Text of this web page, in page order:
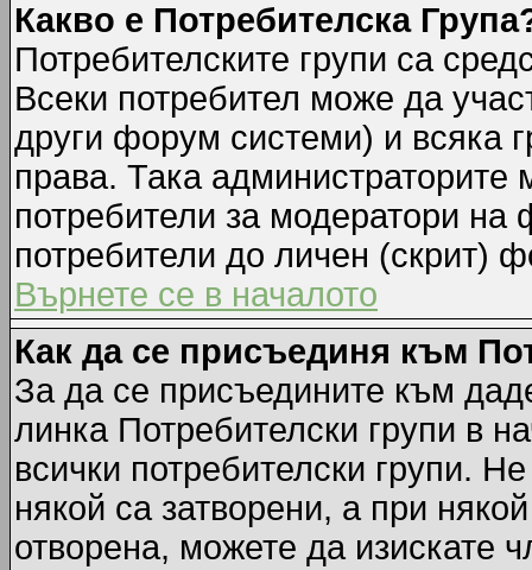
Какво е Потребителска
Потребителските групи са
Всеки потребител може да
други форум системи) и всяка
права. Така администраторите
потребители за модератори
потребители до личен (скрит)
Върнете се в началото
Как да се присъединя към
За да се присъедините към
линка Потребителски групи в
всички потребителски групи.
някой са затворени, а при
отворена, можете да изискате